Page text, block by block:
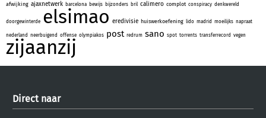
afwijking ajaxnetwerk barcelona bewijs bijzonders bril calimero complot conspiracy denkwereld
doorgewinterde elsimao eredivisie huiswerkoefening lido madrid moeilijks napraat
nederland neerbuigend offense olympiakos post redrum sano spot torrents transferrecord vegen
zijaanzij
Direct naar